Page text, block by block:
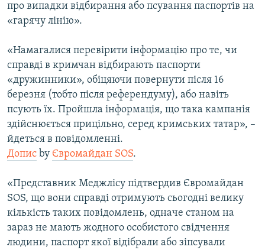
про випадки відбирання або псування паспортів на
«гарячу лінію».
«Намагалися перевірити інформацію про те, чи
справді в кримчан відбирають паспорти
«дружинники», обіцяючи повернути після 16
березня (тобто після референдуму), або навіть
псують їх. Пройшла інформація, що така кампанія
здійснюється прицільно, серед кримських татар», –
йдеться в повідомленні.
Допис by Євромайдан SOS.
«Представник Меджлісу підтвердив Євромайдан
SOS, що вони справді отримують сьогодні велику
кількість таких повідомлень, одначе станом на
зараз не мають жодного особистого свідчення
людини, паспорт якої відібрали або зіпсували